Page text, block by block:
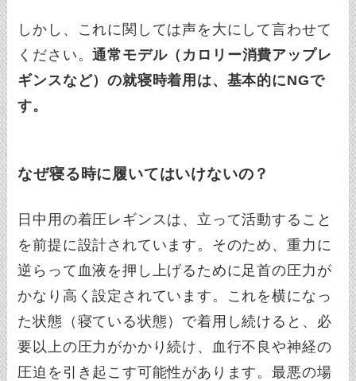
しかし、これに関しては声を大にして言わせて
ください。通常モデル（カロリー消費アップレ
ギンスなど）の就寝時着用は、基本的にNGで
す。
なぜ寝る時に履いてはいけないの？
日中用の着圧レギンスは、立って活動すること
を前提に設計されています。そのため、重力に
逆らって血液を押し上げるために足首の圧力が
かなり高く設定されています。これを横になっ
た状態（寝ている状態）で着用し続けると、必
要以上の圧力がかかり続け、血行不良や神経の
圧迫を引き起こす可能性があります。最悪の場